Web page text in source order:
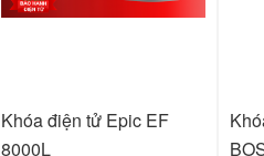
Khóa điện tử Epic EF
8000L